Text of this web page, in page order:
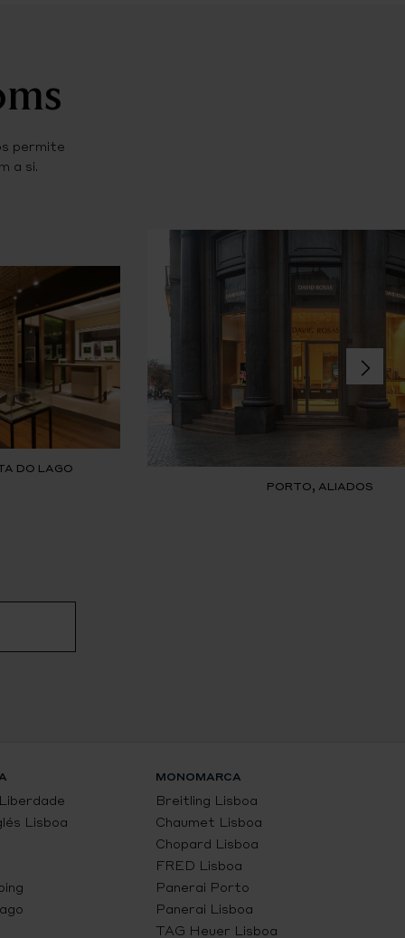
permite
a si.
DO LAGO
PORTO, ALIADOS
Lisboa
MONOMARCA
Breitling Lisboa
Chaumet Lisboa
Chopard Lisboa
FRED Lisboa
Panerai Porto
Panerai Lisboa
TAG Heuer Lisboa